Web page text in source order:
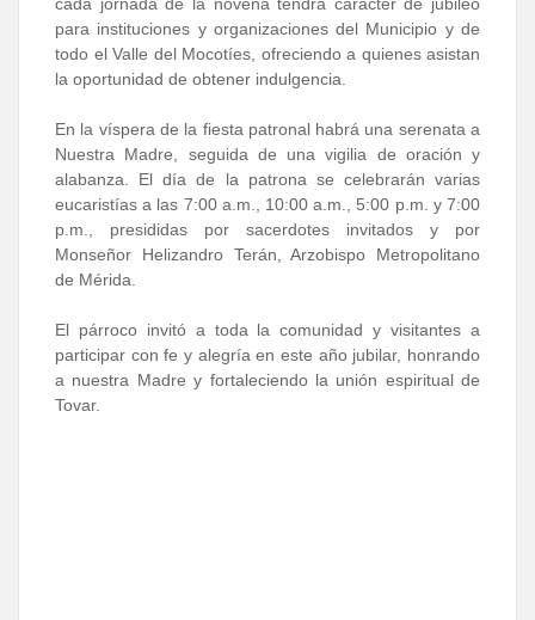
para instituciones y organizaciones del Municipio y de
todo el Valle del Mocotíes, ofreciendo a quienes asistan
la oportunidad de obtener indulgencia.
En la víspera de la fiesta patronal habrá una serenata a
Nuestra Madre, seguida de una vigilia de oración y
alabanza. El día de la patrona se celebrarán varias
eucaristías a las 7:00 a.m., 10:00 a.m., 5:00 p.m. y 7:00
p.m., presididas por sacerdotes invitados y por
Monseñor Helizandro Terán, Arzobispo Metropolitano
de Mérida.
El párroco invitó a toda la comunidad y visitantes a
participar con fe y alegría en este año jubilar, honrando
a nuestra Madre y fortaleciendo la unión espiritual de
Tovar.